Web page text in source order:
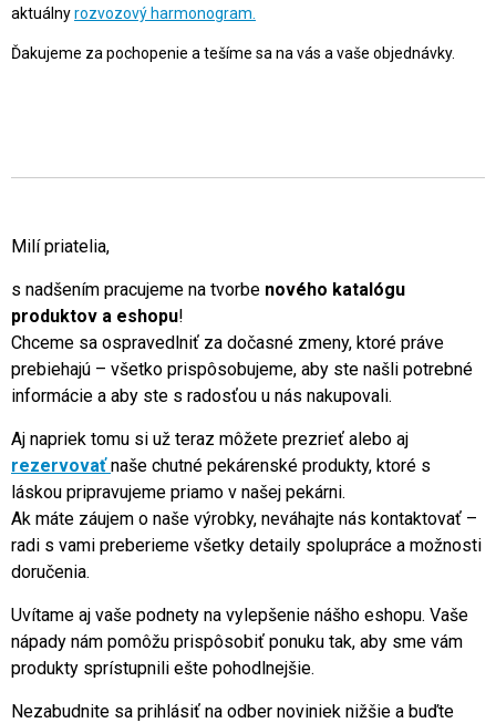
aktuálnyrozvozový harmonogram.
Ďakujeme za pochopenie a tešíme sa na vás a vaše objednávky.
Milí priatelia,
s nadšením pracujeme na tvorbe nového katalógu
produktov a eshopu!
Chceme sa ospravedlniť za dočasné zmeny, ktoré práve
prebiehajú – všetko prispôsobujeme, aby ste našli potrebné
informácie a aby ste s radosťou u nás nakupovali.
Aj napriek tomu si už teraz môžete prezrieť alebo aj
rezervovaťnaše chutné pekárenské produkty, ktoré s
láskou pripravujeme priamo v našej pekárni.
Ak máte záujem o naše výrobky, neváhajte nás kontaktovať –
radi s vami preberieme všetky detaily spolupráce a možnosti
doručenia.
Uvítame aj vaše podnety na vylepšenie nášho eshopu. Vaše
nápady nám pomôžu prispôsobiť ponuku tak, aby sme vám
produkty sprístupnili ešte pohodlnejšie.
Nezabudnite sa prihlásiť na odber noviniek nižšie a buďte